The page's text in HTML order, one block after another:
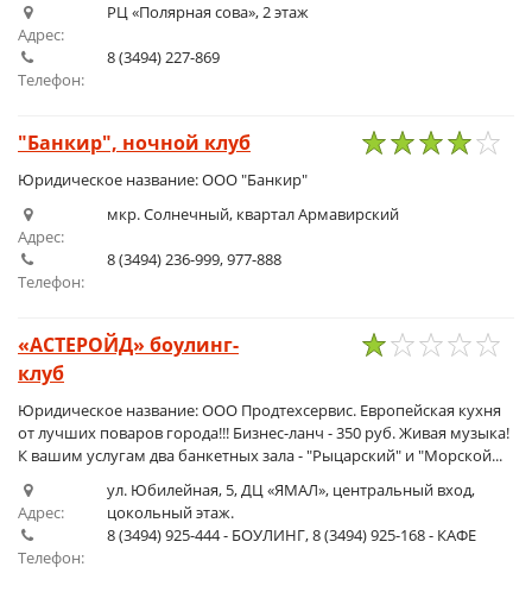
Адрес:
РЦ «Полярная сова», 2 этаж
Телефон:
8 (3494) 227-869
"Банкир", ночной клуб
Юридическое название: ООО "Банкир"
Адрес:
мкр. Солнечный, квартал Армавирский
Телефон:
8 (3494) 236-999, 977-888
«АСТЕРОЙД» боулинг-
клуб
Юридическое название: ООО Продтехсервис. Европейская кухня
от лучших поваров города!!! Бизнес-ланч - 350 руб. Живая музыка!
К вашим услугам два банкетных зала - "Рыцарский" и "Морской...
Адрес:
ул. Юбилейная, 5, ДЦ «ЯМАЛ», центральный вход,
цокольный этаж.
Телефон:
8 (3494) 925-444 - БОУЛИНГ, 8 (3494) 925-168 - КАФЕ